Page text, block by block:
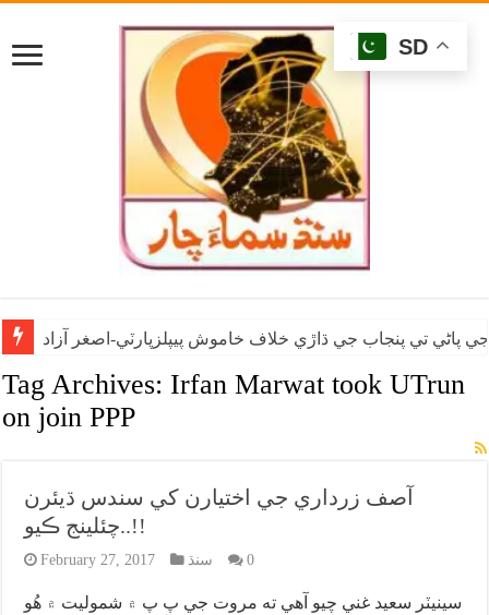
پاڻي تي پنجاب جي ڌاڙي خلاف خاموش پيپلزپارٽي-اصغر آزاد
Tag Archives: Irfan Marwat took UTrun
on join PPP
آصف زرداري جي اختيارن کي سندس ڌيئرن
چئلينج ڪيو..!!
February 27, 2017 سنڌ 0
سينيٽر سعيد غني چيو آهي ته مروت جي پ پ ۾ شموليت ۾ هُو
SD